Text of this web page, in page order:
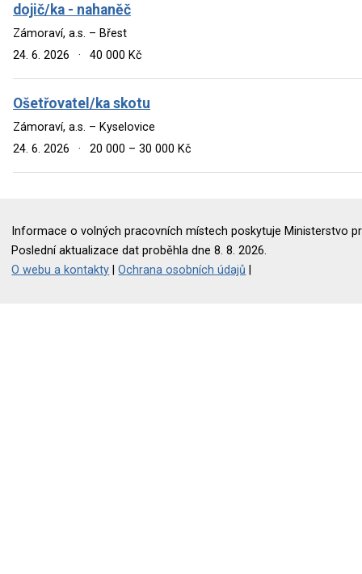
dojič/ka - nahaněč
Zámoraví, a.s. – Břest
24. 6. 2026
· 40 000 Kč
Ošetřovatel/ka skotu
Zámoraví, a.s. – Kyselovice
24. 6. 2026
· 20 000 – 30 000 Kč
Informace o volných pracovních místech poskytuje Ministerstvo
Poslední aktualizace dat proběhla dne 8. 8. 2026.
O webu a kontakty |Ochrana osobních údajů